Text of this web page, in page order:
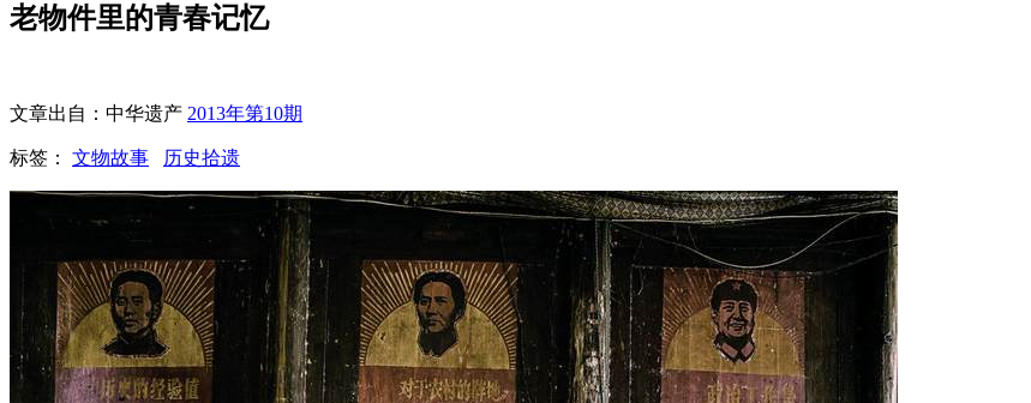
老物件里的青春记忆
文章出自：中华遗产 2013年第10期
标签： 文物故事 历史拾遗